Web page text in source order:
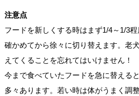
注意点
フードを新しくする時はまず1/4～1/3
確かめてから徐々に切り替えます。老
えてくることを忘れてはいけません！
今まで食べていたフードを急に替える
多々あります。若い時は体がうまく調